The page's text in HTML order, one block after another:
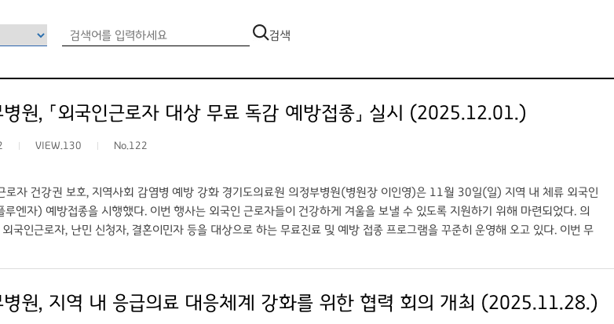
검색
원, 「외국인근로자 대상 무료 독감 예방접종」 실시 (2025.12.01.)
VIEW.130 No.122
자 건강권 보호, 지역사회 감염병 예방 강화 경기도의료원 의정부병원(병원장 이인영)은 11월 30일(일) 지역 내 체류 외국인
루엔자) 예방접종을 시행했다. 이번 행사는 외국인 근로자들이 건강하게 겨울을 보낼 수 있도록 지원하기 위해 마련되었다. 의
국인근로자, 난민 신청자, 결혼이민자 등을 대상으로 하는 무료진료 및 예방 접종 프로그램을 꾸준히 운영해 오고 있다. 이번 무
국인들이 스스로 건강을 챙기기가 쉽지 않은데 의정부병원에서 독감 예방접종을 무료로 제공해주어 정말 감사하다. 이런 따뜻
로자를 포함한 의료 사각지대 대상자를 위한 무료 진료와 예방접종 등 공공의료 사업을 지속적으로 확대해 나가겠다”고 밝혔
병원, 지역 내 응급의료 대응체계 강화를 위한 협력 회의 개최 (2025.11.28.)